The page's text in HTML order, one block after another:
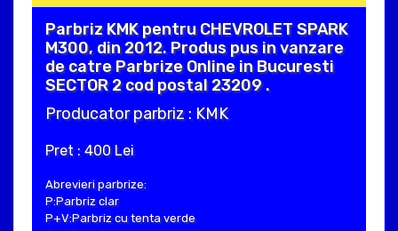
Parbriz KMK pentru CHEVROLET SPARK
M300, din 2012. Produs pus in vanzare
de catre Parbrize Online in Bucuresti
SECTOR 2 cod postal 23209 .
Producator parbriz : KMK
Pret : 400 Lei
Abrevieri parbrize:
P:Parbriz clar
P+V:Parbriz cu tenta verde